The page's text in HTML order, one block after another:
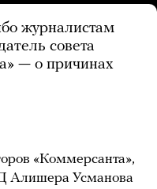
журналистам
совета
— о причинах
«Коммерсанта»,
Алишера Усманова